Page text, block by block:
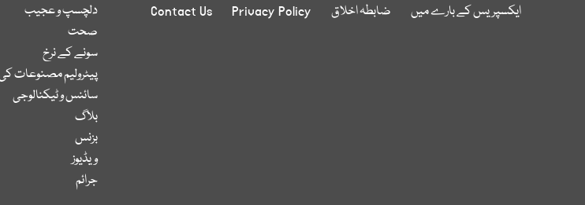
ایکسپریس کے بارے میں ضابطہ اخلاق Privacy Policy
Contact Us
دلچسپ و عجیب
صحت
سونے کے نرخ
پیٹرولیم مصنوعات
سائنس و ٹیکنالوجی
بلاگ
بزنس
ویڈیوز
جرائم